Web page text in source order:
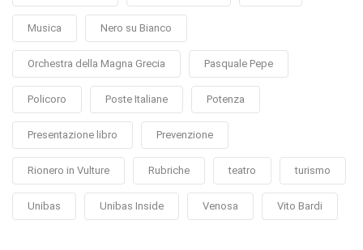
Musica Nero su Bianco
Orchestra della Magna Grecia Pasquale Pepe
Policoro Poste Italiane Potenza
Presentazione libro Prevenzione
Rionero in Vulture Rubriche teatro turismo
Unibas Unibas Inside Venosa Vito Bardi